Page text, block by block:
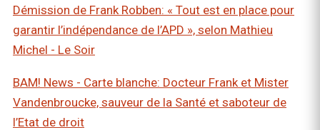
Démission de Frank Robben: « Tout est en place pour
garantir l’indépendance de l’APD », selon Mathieu
Michel - Le Soir
BAM! News - Carte blanche: Docteur Frank et Mister
Vandenbroucke, sauveur de la Santé et saboteur de
l’Etat de droit